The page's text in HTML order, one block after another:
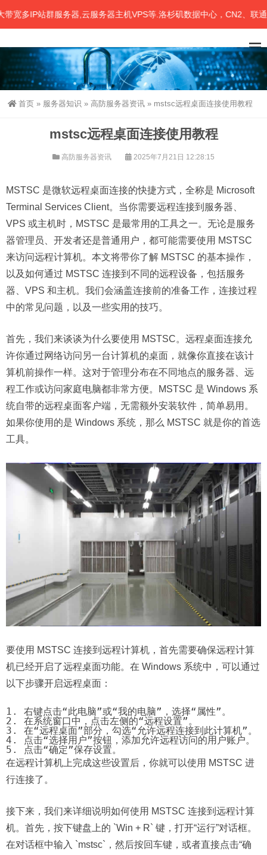
站群服务器,云服务器主机VPS等.洛杉矶数据中心，CN2、联通、移
首页 » 服务器知识 » 高防服务器资讯 » mstsc远程桌面连接使用教程
mstsc远程桌面连接使用教程
高防服务器资讯 2025年7月21日 12:28:15
MSTSC 是微软远程桌面连接的快捷方式，全称是 Microsoft
Terminal Services Client。当你需要远程连接到服务器、
VPS 或主机时，MSTSC 是最常用的工具之一。无论是服务
器管理员、开发者还是普通用户，都可能需要使用 MSTSC
来访问远程计算机。本文将带你了解 MSTSC 的基本操作，
以及如何通过 MSTSC 连接到不同的远程设备，包括服务
器、VPS 和主机。我们会涵盖连接前的准备工作，连接过程
中的常见问题，以及一些实用的技巧。
首先，我们来谈谈为什么要使用 MSTSC。远程桌面连接允
许你通过网络访问另一台计算机的桌面，就像你直接在该计
算机前操作一样。这对于管理分布在不同地点的服务器、远
程工作或访问家庭电脑都非常方便。MSTSC 是 Windows 系
统自带的远程桌面客户端，无需额外安装软件，简单易用。
如果你使用的是 Windows 系统，那么 MSTSC 就是你的首选
工具。
要使用 MSTSC 连接到远程计算机，首先需要确保远程计算
机已经开启了远程桌面功能。在 Windows 系统中，可以通过
以下步骤开启远程桌面：
1. 右键点击“此电脑”或“我的电脑”，选择“属性”。
2. 在系统窗口中，点击左侧的“远程设置”。
3. 在“远程桌面”部分，勾选“允许远程连接到此计算机”。
4. 点击“选择用户”按钮，添加允许远程访问的用户账户。
5. 点击“确定”保存设置。
在远程计算机上完成这些设置后，你就可以使用 MSTSC 进
行连接了。
接下来，我们来详细说明如何使用 MSTSC 连接到远程计算
机。首先，按下键盘上的 `Win + R` 键，打开“运行”对话框。
在对话框中输入 `mstsc`，然后按回车键，或者直接点击“确